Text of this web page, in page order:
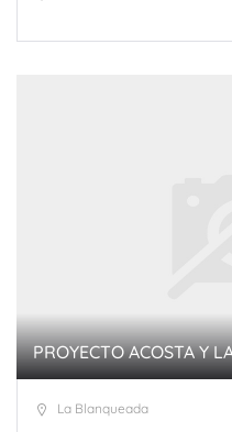
PROYECTO ACOSTA Y
La Blanqueada